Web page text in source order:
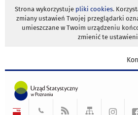
Strona wykorzystuje pliki cookies.
zmiany ustawień Twojej przeglądarki
umieszczane w Twoim urządzeniu
zmienić te